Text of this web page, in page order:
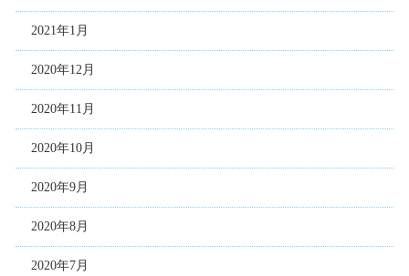
2021年1月
2020年12月
2020年11月
2020年10月
2020年9月
2020年8月
2020年7月